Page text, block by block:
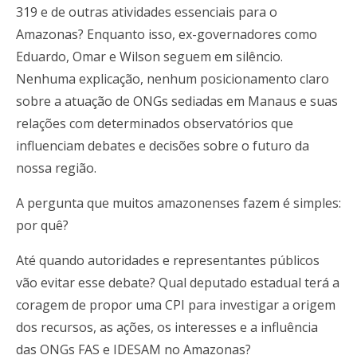
319 e de outras atividades essenciais para o
Amazonas? Enquanto isso, ex-governadores como
Eduardo, Omar e Wilson seguem em silêncio.
Nenhuma explicação, nenhum posicionamento claro
sobre a atuação de ONGs sediadas em Manaus e suas
relações com determinados observatórios que
influenciam debates e decisões sobre o futuro da
nossa região.
A pergunta que muitos amazonenses fazem é simples:
por quê?
Até quando autoridades e representantes públicos
vão evitar esse debate? Qual deputado estadual terá a
coragem de propor uma CPI para investigar a origem
dos recursos, as ações, os interesses e a influência
das ONGs FAS e IDESAM no Amazonas?